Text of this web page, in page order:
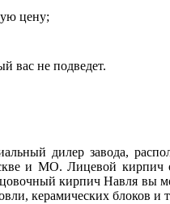
цену;
вас не подведет.
дилер завода,
и МО. Лицевой кирпич от
кирпич Навля вы
керамических блоков